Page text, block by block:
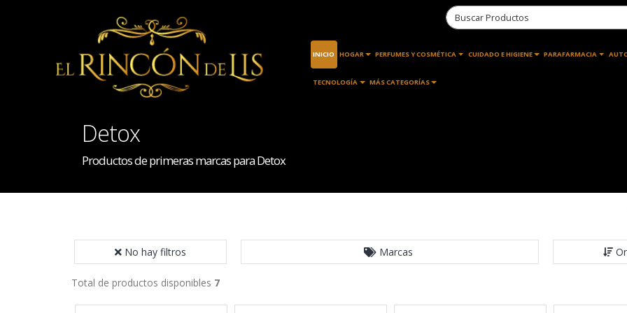
INICIO HOGAR PERFUMES Y COSMÉTICA CUIDADO E HIGIENE PARAFARMACIA
TECNOLOGÍA MÁS CATEGORÍAS
Detox
Productos de primeras marcas para Detox
No hay filtros Marcas
Total de productos disponibles 7